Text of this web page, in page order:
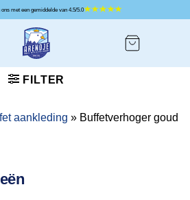
waarderen ons met een gemiddelde van 4.5/5.0
FILTER
aankleding » Buffetverhoger goud